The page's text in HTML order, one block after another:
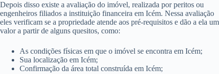
Depois disso existe a avaliação do imóvel, realizada por peritos ou
engenheiros filiados a instituição financeira em Icém. Nessa avaliação
eles verificam se a propriedade atende aos pré-requisitos e dão a ela um
valor a partir de alguns quesitos, como:
As condições físicas em que o imóvel se encontra em Icém;
Sua localização em Icém;
Confirmação da área total construída em Icém;